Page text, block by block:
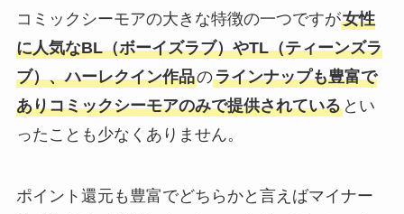
コミックシーモアの大きな特徴の一つですが女性
に人気なBL（ボーイズラブ）やTL（ティーンズラ
ブ）、ハーレクイン作品のラインナップも豊富で
ありコミックシーモアのみで提供されているとい
ったことも少なくありません。
ポイント還元も豊富でどちらかと言えばマイナー